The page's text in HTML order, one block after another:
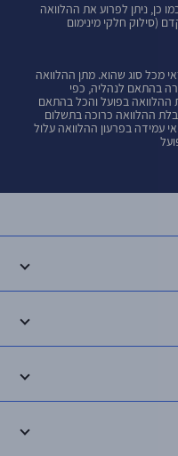
כן, ניתן לפרוע את ההלוואה
(סילוק חלקי מינימום
מכל סוג שהוא. מתן ההלוואה
בהתאם לנהליה, כפי
ההלוואה בפועל והכל בהתאם
ההלוואה כרוכה בתשלום
עמידה בפרעון ההלוואה עלול